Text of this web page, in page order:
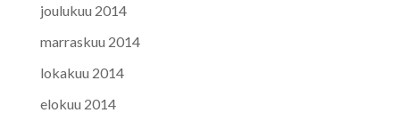
joulukuu 2014
marraskuu 2014
lokakuu 2014
elokuu 2014